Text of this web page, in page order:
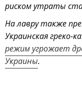
риском утраты
На лавру также
Украинская греко-
режим угрожает
Украины.